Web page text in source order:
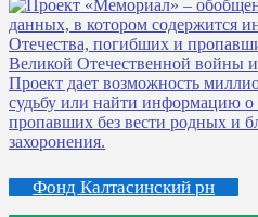
Фонд Калтасинский рн